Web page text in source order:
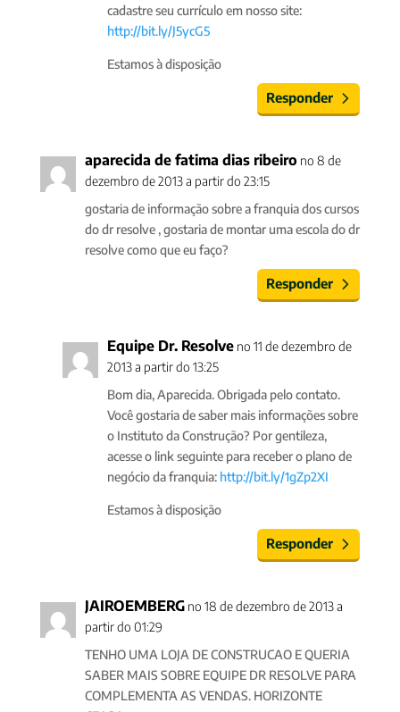
cadastre seu currículo em nosso site:
http://bit.ly/J5ycG5
Estamos à disposição
Responder
aparecida de fatima dias ribeiro no 8 de
dezembro de 2013 a partir do 23:15
gostaria de informação sobre a franquia dos cursos
do dr resolve , gostaria de montar uma escola do dr
resolve como que eu faço?
Responder
Equipe Dr. Resolve no 11 de dezembro de
2013 a partir do 13:25
Bom dia, Aparecida. Obrigada pelo contato.
Você gostaria de saber mais informações sobre
o Instituto da Construção? Por gentileza,
acesse o link seguinte para receber o plano de
negócio da franquia: http://bit.ly/1gZp2XI
Estamos à disposição
Responder
JAIROEMBERG no 18 de dezembro de 2013 a
partir do 01:29
TENHO UMA LOJA DE CONSTRUCAO E QUERIA
SABER MAIS SOBRE EQUIPE DR RESOLVE PARA
COMPLEMENTA AS VENDAS. HORIZONTE